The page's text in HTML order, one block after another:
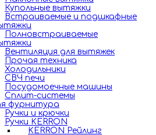
Купольные вытяжки
Встраиваемые и подшкафные
Полновстраиваемые
Вентиляция для вытяжек
Прочая техника
Холодильники
СВЧ печи
Посудомоечные машины
Сплит-системы
фурнитура
Ручки и крючки
Ручки KERRON
KERRON Рейлинг